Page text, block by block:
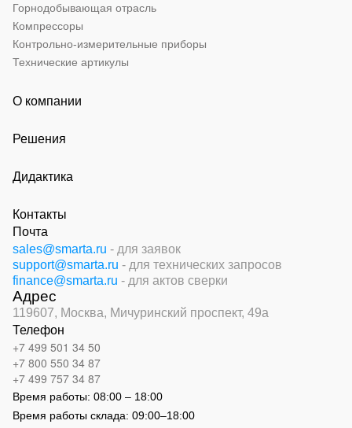
Горнодобывающая отрасль
Компрессоры
Контрольно-измерительные приборы
Технические артикулы
О компании
Решения
Дидактика
Контакты
Почта
sales@smarta.ru - для заявок
support@smarta.ru - для технических запросов
finance@smarta.ru - для актов сверки
Адрес
119607, Москва, Мичуринский проспект, 49а
Телефон
+7 499 501 34 50
+7 800 550 34 87
+7 499 757 34 87
Время работы: 08:00 – 18:00
Время работы склада: 09:00–18:00